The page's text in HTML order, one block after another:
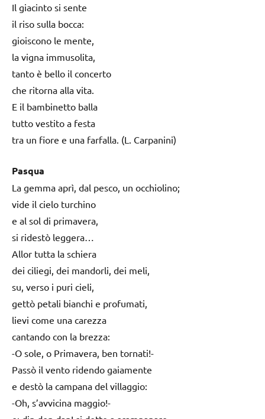
Il giacinto si sente
il riso sulla bocca:
gioiscono le mente,
la vigna immusolita,
tanto è bello il concerto
che ritorna alla vita.
E il bambinetto balla
tutto vestito a festa
tra un fiore e una farfalla. (L. Carpanini)
Pasqua
La gemma aprì, dal pesco, un occhiolino;
vide il cielo turchino
e al sol di primavera,
si ridestò leggera…
Allor tutta la schiera
dei ciliegi, dei mandorli, dei meli,
su, verso i puri cieli,
gettò petali bianchi e profumati,
lievi come una carezza
cantando con la brezza:
-O sole, o Primavera, ben tornati!-
Passò il vento ridendo gaiamente
e destò la campana del villaggio:
-Oh, s’avvicina maggio!-